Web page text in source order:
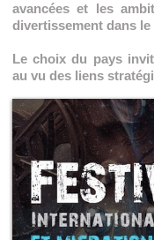
avancées et les
divertissement dans le
Le choix du pays
au vu des liens